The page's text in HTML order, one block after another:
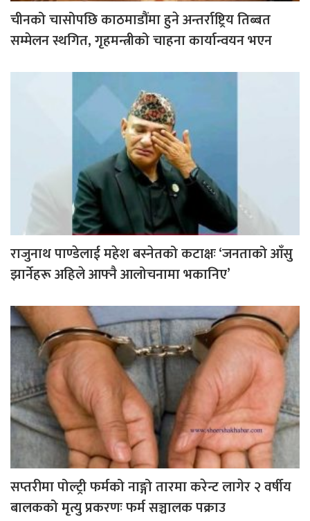
चीनको चासोपछि काठमाडौंमा हुने अन्तर्राष्ट्रिय तिब्बत
सम्मेलन स्थगित, गृहमन्त्रीको चाहना कार्यान्वयन भएन
राजुनाथ पाण्डेलाई महेश बस्नेतको कटाक्षः ‘जनताको आँसु
झार्नेहरू अहिले आफ्नै आलोचनामा भकानिए’
सप्तरीमा पोल्ट्री फर्मको नाङ्गो तारमा करेन्ट लागेर २ वर्षीय
बालकको मृत्यु प्रकरणः फर्म सञ्चालक पक्राउ